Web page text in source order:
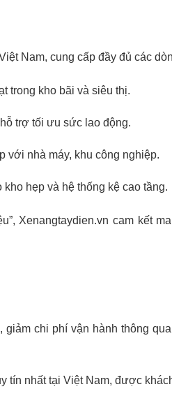
Nam, cung cấp đầy đủ các
trong kho bãi và siêu thị.
trợ tối ưu sức lao động.
với nhà máy, khu công nghiệp.
hẹp và hệ thống kệ cao tầng.
Xenangtaydien.vn cam kết
chi phí vận hành thông
tín nhất tại Việt Nam, được